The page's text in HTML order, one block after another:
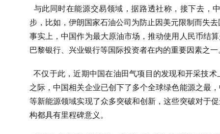
与此同时在能源交易领域，据路透社称，接下去，
步，比如，伊朗国家石油公司为防止因美元限制而失
事实上，中国作为最大原油市场，推动使用人民币结
巴黎银行、兴业银行等国际投资者在内的重要因素之一
不仅于此，近期中国在油田气项目的发现和开采技
之际，中国相关企业已创下了多个全球绿色能源之最
等新能源领域实现了众多突破和创新，这些突破对于
构都具有里程碑意义。